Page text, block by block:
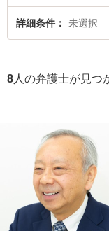
士に相談したい』『過払
検索したい』『初回相談
詳細条件 未選択
8 人の弁護士が見つ